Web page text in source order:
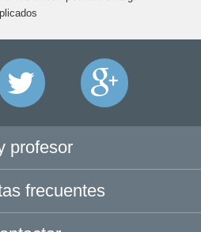
profesor
frecuentes